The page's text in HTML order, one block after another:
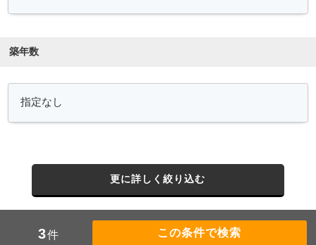
築年数
更に詳しく絞り込む
3件